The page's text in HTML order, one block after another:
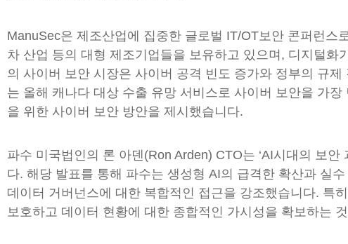
ManuSec은 제조산업에 집중한 글로벌 IT/OT보안 콘퍼런
차 산업 등의 대형 제조기업들을 보유하고 있으며, 디지털
의 사이버 보안 시장은 사이버 공격 빈도 증가와 정부의 규
는 올해 캐나다 대상 수출 유망 서비스로 사이버 보안을 가
을 위한 사이버 보안 방안을 제시했습니다.
파수 미국법인의 론 아덴(Ron Arden) CTO는 ‘AI시대의 보
다. 해당 발표를 통해 파수는 생성형 AI의 급격한 확산과 실
데이터 거버넌스에 대한 복합적인 접근을 강조했습니다. 특
보호하고 데이터 현황에 대한 종합적인 가시성을 확보하는